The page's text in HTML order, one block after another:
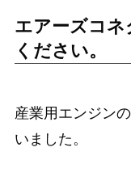
エアーズコネ
ください。
産業用エンジン
いました。